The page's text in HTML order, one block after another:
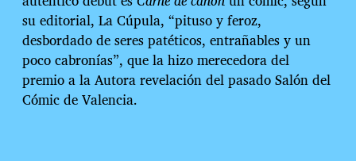
su editorial, La Cúpula, “pituso y feroz,
desbordado de seres patéticos, entrañables y un
poco cabronías”, que la hizo merecedora del
premio a la Autora revelación del pasado Salón del
Cómic de Valencia.